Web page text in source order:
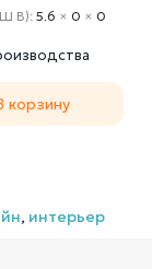
Ш В): 5.6 × 0 × 0
корзину
, интерьер